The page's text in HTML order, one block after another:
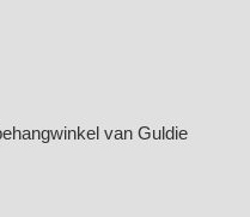
van Guldie